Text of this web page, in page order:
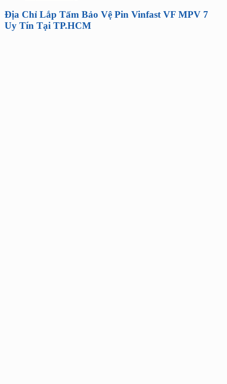
Địa Chỉ Lắp Tấm Bảo Vệ Pin Vinfast VF MPV 7
Uy Tín Tại TP.HCM